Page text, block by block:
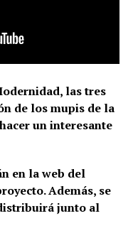
las tres
de los mupis de la
un interesante
en la web del
Además, se
junto al